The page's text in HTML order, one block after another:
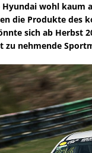
wohl kaum
die Produkte des
sich ab Herbst
zu nehmende